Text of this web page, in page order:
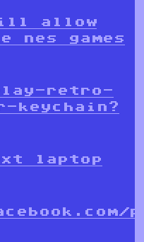
will allow
nes games
retro-
keychain?
laptop